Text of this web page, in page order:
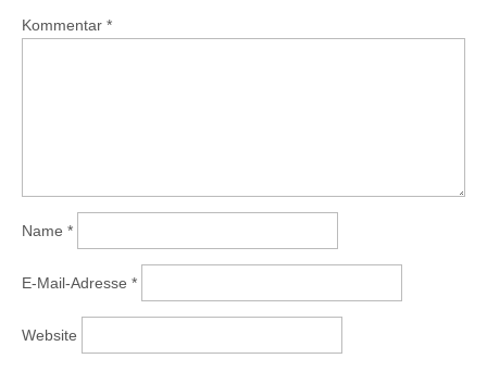
Kommentar *
Name *
E-Mail-Adresse *
Website